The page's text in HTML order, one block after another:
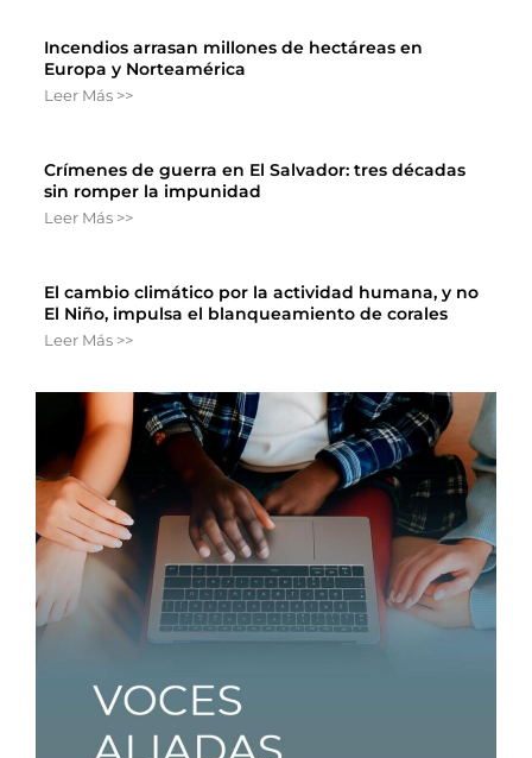
Incendios arrasan millones de hectáreas en
Europa y Norteamérica
Leer Más >>
Crímenes de guerra en El Salvador: tres décadas
sin romper la impunidad
Leer Más >>
El cambio climático por la actividad humana, y no
El Niño, impulsa el blanqueamiento de corales
Leer Más >>